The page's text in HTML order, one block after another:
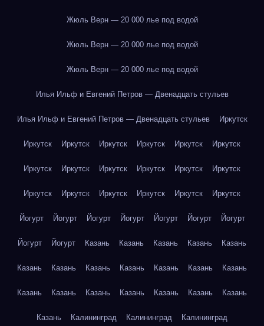
Жюль Верн — 20 000 лье под водой
Жюль Верн — 20 000 лье под водой
Жюль Верн — 20 000 лье под водой
Илья Ильф и Евгений Петров — Двенадцать стульев
Илья Ильф и Евгений Петров — Двенадцать стульев Иркутск
Иркутск Иркутск Иркутск Иркутск Иркутск Иркутск
Иркутск Иркутск Иркутск Иркутск Иркутск Иркутск
Иркутск Иркутск Иркутск Иркутск Иркутск Иркутск
Йогурт Йогурт Йогурт Йогурт Йогурт Йогурт Йогурт
Йогурт Йогурт Казань Казань Казань Казань Казань
Казань Казань Казань Казань Казань Казань Казань
Казань Казань Казань Казань Казань Казань Казань
Казань Калининград Калининград Калининград